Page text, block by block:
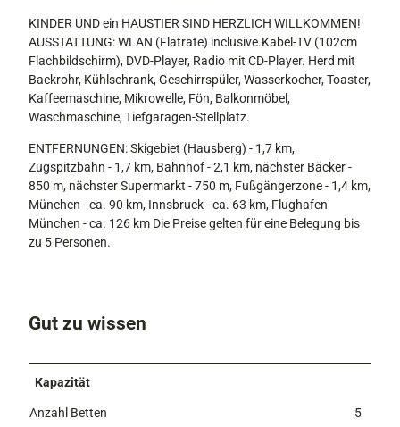
KINDER UND ein HAUSTIER SIND HERZLICH WILLKOMMEN!
AUSSTATTUNG: WLAN (Flatrate) inclusive.Kabel-TV (102cm
Flachbildschirm), DVD-Player, Radio mit CD-Player. Herd mit
Backrohr, Kühlschrank, Geschirrspüler, Wasserkocher, Toaster,
Kaffeemaschine, Mikrowelle, Fön, Balkonmöbel,
Waschmaschine, Tiefgaragen-Stellplatz.
ENTFERNUNGEN: Skigebiet (Hausberg) - 1,7 km,
Zugspitzbahn - 1,7 km, Bahnhof - 2,1 km, nächster Bäcker -
850 m, nächster Supermarkt - 750 m, Fußgängerzone - 1,4 km,
München - ca. 90 km, Innsbruck - ca. 63 km, Flughafen
München - ca. 126 km Die Preise gelten für eine Belegung bis
zu 5 Personen.
Gut zu wissen
Kapazität
Anzahl Betten
5